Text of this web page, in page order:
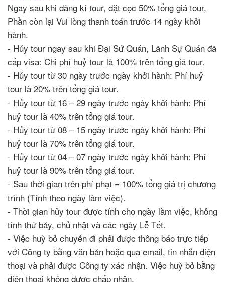
Ngay sau khi đăng kí tour, đặt cọc 50% tổng giá tour,
Phần còn lại Vui lòng thanh toán trước 14 ngày khởi
hành.
- Hủy tour ngay sau khi Đại Sứ Quán, Lãnh Sự Quán đã
cấp visa: Chi phí huỷ tour là 100% trên tổng giá tour.
- Hủy tour từ 30 ngày trước ngày khởi hành: Phí huỷ
tour là 20% trên tổng giá tour.
- Hủy tour từ 16 – 29 ngày trước ngày khởi hành: Phí
huỷ tour là 40% trên tổng giá tour.
- Hủy tour từ 08 – 15 ngày trước ngày khởi hành: Phí
huỷ tour là 70% trên tổng giá tour.
- Hủy tour từ 04 – 07 ngày trước ngày khởi hành: Phí
huỷ tour là 90% trên tổng giá tour.
- Sau thời gian trên phí phạt = 100% tổng giá trị chương
trình (Tính theo ngày làm việc).
- Thời gian hủy tour được tính cho ngày làm việc, không
tính thứ bảy, chủ nhật và các ngày Lễ Tết.
- Việc huỷ bỏ chuyến đi phải được thông báo trực tiếp
với Công ty bằng văn bản hoặc qua email, tin nhắn điện
thoại và phải được Công ty xác nhận. Việc huỷ bỏ bằng
điện thoại không được chấp nhận.